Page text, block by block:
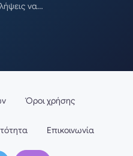
να…
Όροι χρήσης
Επικοινωνία